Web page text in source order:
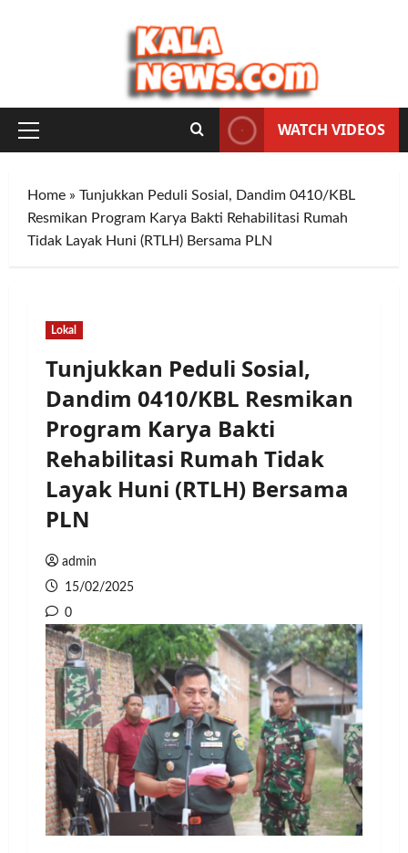
Primary
WATCH VIDEOS
Home » Tunjukkan Peduli Sosial, Dandim 0410/KBL
Resmikan Program Karya Bakti Rehabilitasi Rumah
Tidak Layak Huni (RTLH) Bersama PLN
Lokal
Tunjukkan Peduli Sosial,
Dandim 0410/KBL Resmikan
Program Karya Bakti
Rehabilitasi Rumah Tidak
Layak Huni (RTLH) Bersama
PLN
admin
15/02/2025
0